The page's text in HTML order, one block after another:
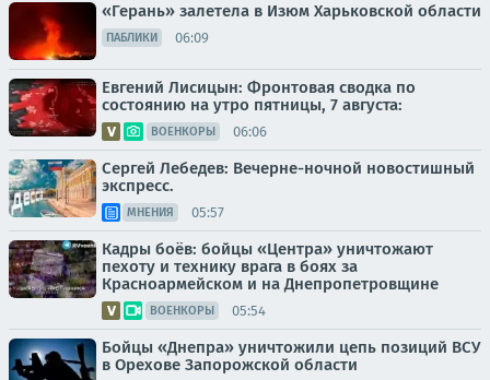
«Герань» залетела в Изюм Харьковской области
ПАБЛИКИ 06:09
Евгений Лисицын: Фронтовая сводка по
состоянию на утро пятницы, 7 августа:
ВОЕНКОРЫ 06:06
Сергей Лебедев: Вечерне-ночной новостишный
экспресс.
МНЕНИЯ 05:57
Кадры боёв: бойцы «Центра» уничтожают
пехоту и технику врага в боях за
Красноармейском и на Днепропетровщине
ВОЕНКОРЫ 05:54
Бойцы «Днепра» уничтожили цепь позиций ВСУ
в Орехове Запорожской области